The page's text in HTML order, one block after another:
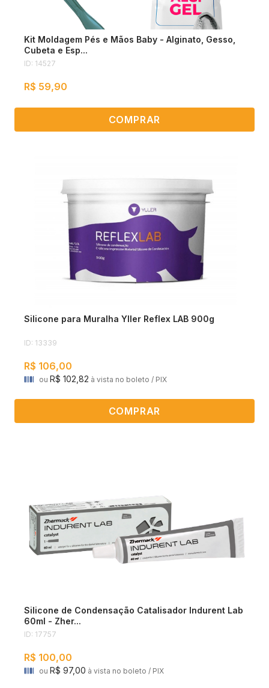
Kit Moldagem Pés e Mãos Baby - Alginato, Gesso,
Cubeta e Esp...
ID: 14527
R$ 59,90
COMPRAR
Silicone para Muralha Yller Reflex LAB 900g
ID: 13339
R$ 106,00
ou R$ 102,82 à vista no boleto / PIX
COMPRAR
Silicone de Condensação Catalisador Indurent Lab
60ml - Zher...
ID: 17757
R$ 100,00
ou R$ 97,00 à vista no boleto / PIX